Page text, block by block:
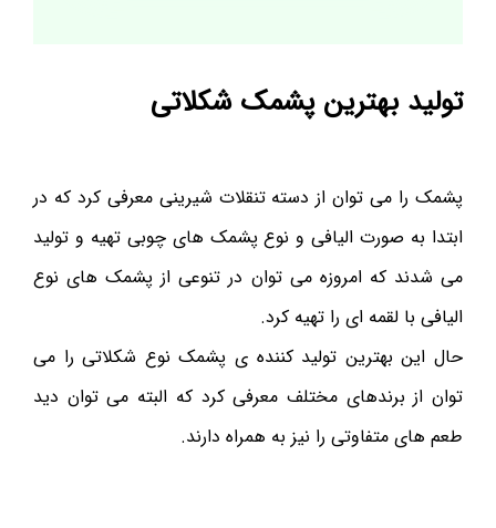
تولید بهترین پشمک شکلاتی
پشمک را می توان از دسته تنقلات شیرینی معرفی کرد که در
ابتدا به صورت الیافی و نوع پشمک های چوبی تهیه و تولید
می شدند که امروزه می توان در تنوعی از پشمک های نوع
الیافی با لقمه ای را تهیه کرد.
حال این بهترین تولید کننده ی پشمک نوع شکلاتی را می
توان از برندهای مختلف معرفی کرد که البته می توان دید
طعم های متفاوتی را نیز به همراه دارند.